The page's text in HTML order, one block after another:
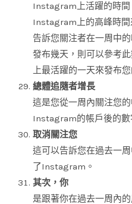
Instagram上活躍的時間
Instagram上的高峰時間
告訴您關注者在一周中
發布幾天，則可以參考
上最活躍的一天來發布
總體追隨者增長
這是您從一周內關注您
Instagram的帳戶後的數
取消關注您
這可以告訴您在過去一
了Instagram。
其次，你
是跟著你在過去一周內的